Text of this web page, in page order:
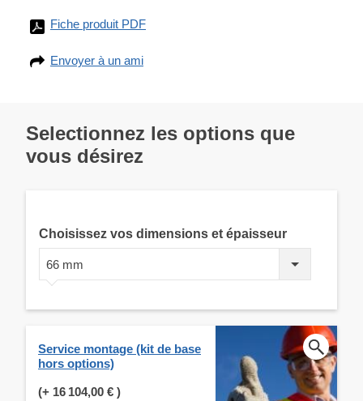
Fiche produit PDF
Envoyer à un ami
Selectionnez les options que
vous désirez
Choisissez vos dimensions et épaisseur
66 mm
Service montage (kit de base
hors options)
(+ 16 104,00 € )